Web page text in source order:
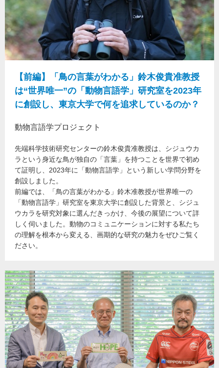
【前編】「鳥の言葉がわかる」鈴木俊貴准教授
は“世界唯一”の「動物言語学」研究室を2023年
に創設し、東京大学で何を追求しているのか？
動物言語学プロジェクト
先端科学技術研究センターの鈴木俊貴准教授は、シジュウカ
ラという身近な鳥が独自の「言葉」を持つことを世界で初め
て証明し、2023年に「動物言語学」という新しい学問分野を
創設しました。
前編では、「鳥の言葉がわかる」鈴木准教授が世界唯一の
「動物言語学」研究室を東京大学に創設した背景と、シジュ
ウカラを研究対象に選んだきっかけ、今後の展望について詳
しく伺いました。動物のコミュニケーションに対する私たち
の理解を根本から変える、画期的な研究の魅力をぜひご覧く
ださい。